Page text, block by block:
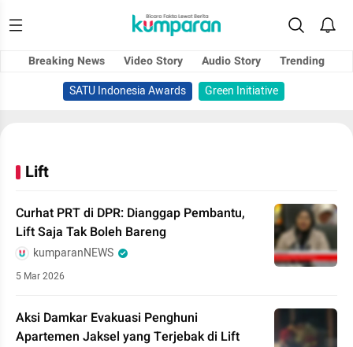
Breaking News Video Story Audio Story
Trending
SATU Indonesia Awards
Green Initiative
Lift
Curhat PRT di DPR: Dianggap Pembantu,
Lift Saja Tak Boleh Bareng
kumparanNEWS
5 Mar 2026
Aksi Damkar Evakuasi Penghuni
Apartemen Jaksel yang Terjebak di Lift